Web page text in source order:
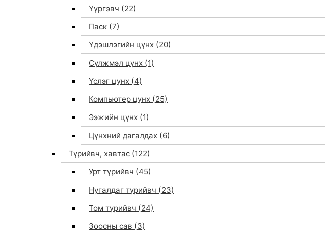
Үүргэвч (22)
Паск (7)
Үдэшлэгийн цүнх (20)
Сүлжмэл цүнх (1)
Үслэг цүнх (4)
Компьютер цүнх (25)
Ээжийн цүнх (1)
Цүнхний дагалдах (6)
Түрийвч, хавтас (122)
Урт түрийвч (45)
Нугалдаг түрийвч (23)
Том түрийвч (24)
Зоосны сав (3)